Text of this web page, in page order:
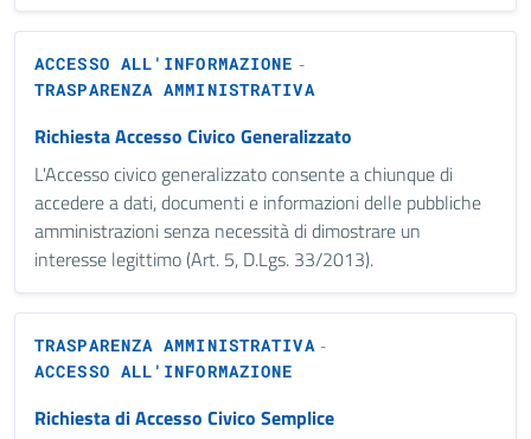
ACCESSO ALL'INFORMAZIONE -
TRASPARENZA AMMINISTRATIVA
Richiesta Accesso Civico Generalizzato
L'Accesso civico generalizzato consente a chiunque di
accedere a dati, documenti e informazioni delle pubbliche
amministrazioni senza necessità di dimostrare un
interesse legittimo (Art. 5, D.Lgs. 33/2013).
TRASPARENZA AMMINISTRATIVA-
ACCESSO ALL'INFORMAZIONE
Richiesta di Accesso Civico Semplice